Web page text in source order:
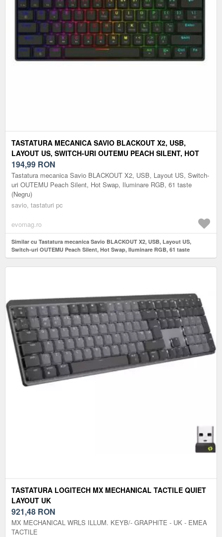
TASTATURA MECANICA SAVIO BLACKOUT X2, USB,
LAYOUT US, SWITCH-URI OUTEMU PEACH SILENT, HOT
SWAP, ILUMINARE RGB, 61 TASTE (NEGRU)
194,99 RON
Tastatura mecanica Savio BLACKOUT X2, USB, Layout US, Switch-
uri OUTEMU Peach Silent, Hot Swap, Iluminare RGB, 61 taste
(Negru)
savio, tastaturi pc
evomag.ro
Similar cu Tastatura mecanica Savio BLACKOUT X2, USB, Layout US,
Switch-uri OUTEMU Peach Silent, Hot Swap, Iluminare RGB, 61 taste
(Negru)
TASTATURA LOGITECH MX MECHANICAL TACTILE QUIET
LAYOUT UK
921,48 RON
MX MECHANICAL WRLS ILLUM. KEYB/- GRAPHITE - UK - EMEA
TACTILE